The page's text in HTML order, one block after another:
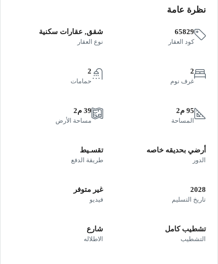
نظرة عامة
65829
كود العقار
شقق, عقارات سكنية
نوع العقار
2
غرف نوم
2
حمامات
95 م2
المساحة
39 م2
مساحة الأرض
أرضي بحديقه خاصه
الدور
تقسـيط
طريقة الدفع
2028
تاريخ التسليم
غير متوفر
فيديو
تشطيب كامل
التشطيب
شارع
الاطلاله